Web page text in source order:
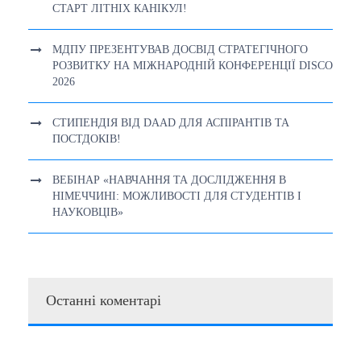
СТАРТ ЛІТНІХ КАНІКУЛ!
МДПУ ПРЕЗЕНТУВАВ ДОСВІД СТРАТЕГІЧНОГО
РОЗВИТКУ НА МІЖНАРОДНІЙ КОНФЕРЕНЦІЇ DISCO
2026
СТИПЕНДІЯ ВІД DAAD ДЛЯ АСПІРАНТІВ ТА
ПОСТДОКІВ!
ВЕБІНАР «НАВЧАННЯ ТА ДОСЛІДЖЕННЯ В
НІМЕЧЧИНІ: МОЖЛИВОСТІ ДЛЯ СТУДЕНТІВ І
НАУКОВЦІВ»
Останні коментарі